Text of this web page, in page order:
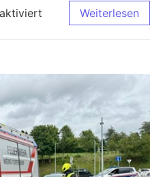
Weiterlesen